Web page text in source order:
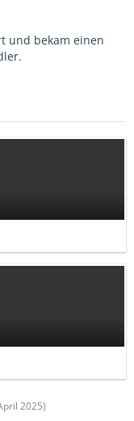
und bekam einen
2025)